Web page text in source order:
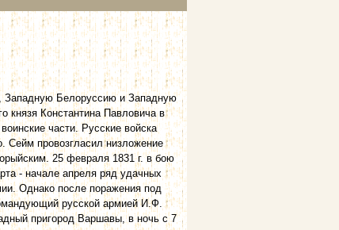
Западную Белоруссию и Западную
князя Константина Павловича в
части. Русские войска
Сейм провозгласил низложение
25 февраля 1831 г. в бою
- начале апреля ряд удачных
Однако после поражения под
русской армией И.Ф.
пригород Варшавы, в ночь с 7